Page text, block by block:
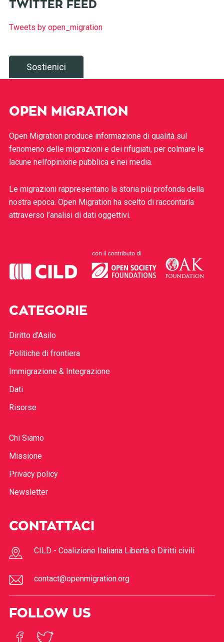
TWITTER FEED
Tweets by open_migration
Sostienici
OPEN MIGRATION
Open Migration produce informazione di qualità sul
fenomeno delle migrazioni e dei rifugiati, per colmare le
lacune nell’opinione pubblica e nei media.
Le migrazioni rappresentano la storia più profonda della
nostra epoca. Open Migration ha scelto di raccontarla
attraverso l’analisi di dati oggettivi.
CATEGORIE
Diritto d’Asilo
Politiche di frontiera
Immigrazione & Integrazione
Dati
Risorse
Chi Siamo
Missione
Privacy policy
Newsletter
CONTATTACI
CILD - Coalizione Italiana Libertà e Diritti civili
contact@openmigration.org
FOLLOW US